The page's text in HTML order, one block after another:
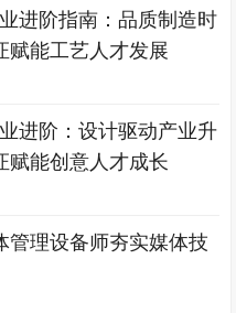
进阶指南：品质制造时
赋能工艺人才发展
进阶：设计驱动产业升
赋能创意人才成长
管理设备师夯实媒体技